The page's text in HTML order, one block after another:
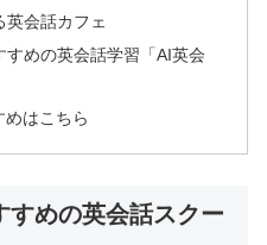
英会話カフェ
めの英会話学習「AI英会
はこちら
すめの英会話スクー